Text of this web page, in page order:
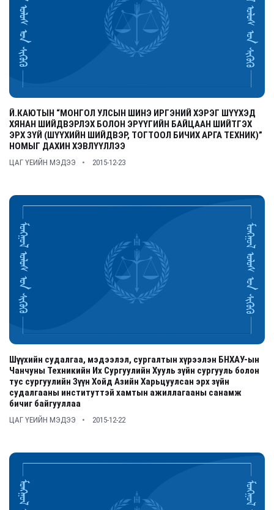
Й.КАЮТЫН “МОНГОЛ УЛСЫН ШИНЭ ИРГЭНИЙ ХЭРЭГ ШҮҮХЭД
ХЯНАН ШИЙДВЭРЛЭХ БОЛОН ЭРҮҮГИЙН БАЙЦААН ШИЙТГЭХ
ЭРХ ЗҮЙ (ШҮҮХИЙН ШИЙДВЭР, ТОГТООЛ БИЧИХ АРГА ТЕХНИК)”
НОМЫГ ДАХИН ХЭВЛҮҮЛЛЭЭ
ЦАГ ҮЕИЙН МЭДЭЭ 2015-12-23
Шүүхийн судалгаа, мэдээлэл, сургалтын хүрээлэн БНХАУ-ын
Чанчуны Техникийн Их Сургуулийн Хууль зүйн сургууль болон
тус сургуулийн Зүүн Хойд Азийн Харьцуулсан эрх зүйн
судалгааны институттэй хамтын ажиллагааны санамж
бичиг байгууллаа
ЦАГ ҮЕИЙН МЭДЭЭ 2015-12-22